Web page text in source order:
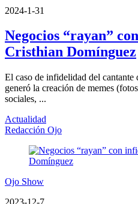
2024-1-31
Negocios “rayan”
Cristhian Domínguez
El caso de infidelidad del
generó la creación de memes
sociales, ...
Actualidad
Redacción Ojo
Ojo Show